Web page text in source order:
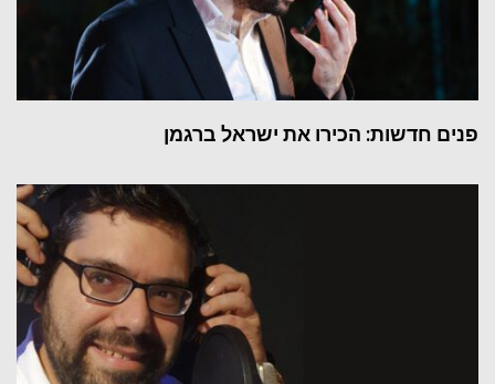
פנים חדשות: הכירו את ישראל ברגמן